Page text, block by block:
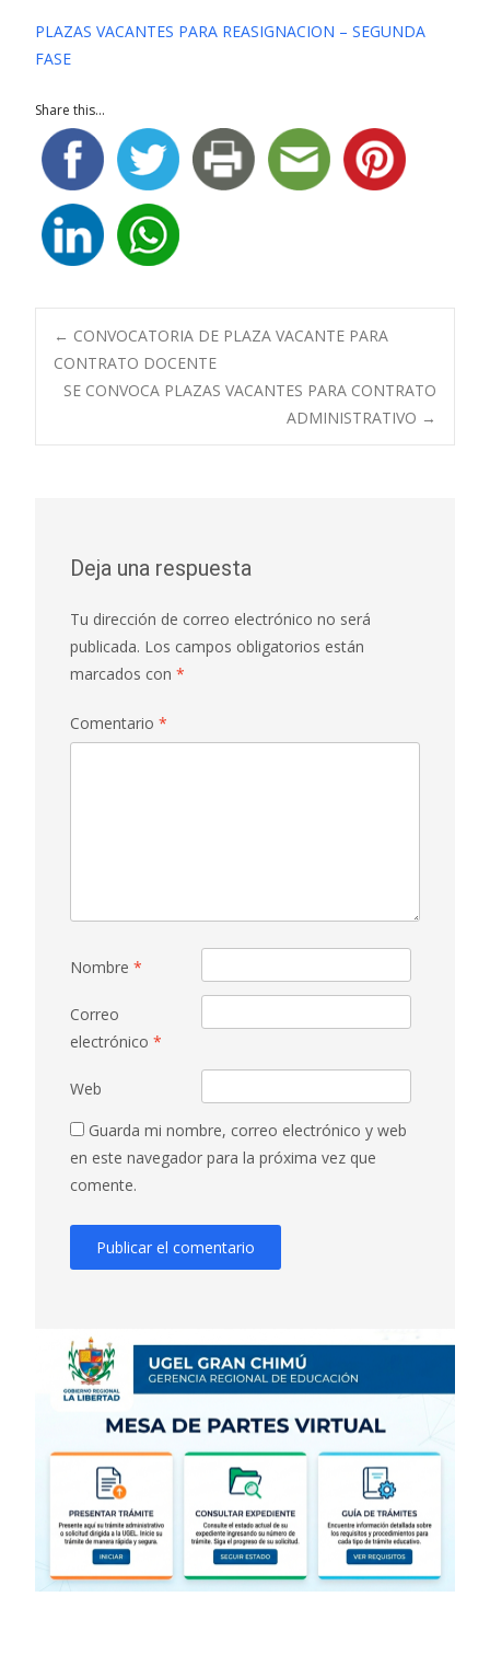
PLAZAS VACANTES PARA REASIGNACION – SEGUNDA
FASE
Share this...
Navegación
← CONVOCATORIA DE PLAZA VACANTE PARA
CONTRATO DOCENTE
SE CONVOCA PLAZAS VACANTES PARA CONTRATO
ADMINISTRATIVO →
Deja una respuesta
Tu dirección de correo electrónico no será
publicada. Los campos obligatorios están
marcados con *
Comentario *
Nombre *
Correo
electrónico *
Web
Guarda mi nombre, correo electrónico y web
en este navegador para la próxima vez que
comente.